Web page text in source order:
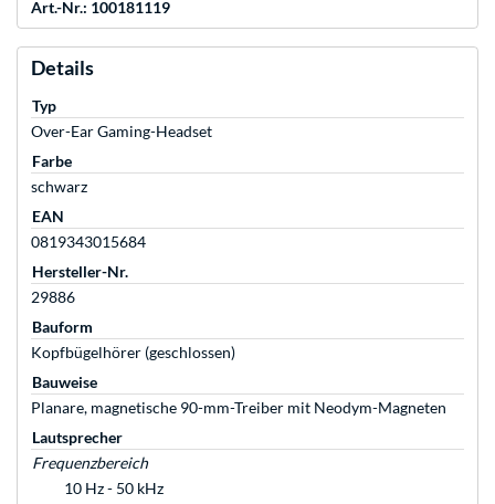
Art.-Nr.: 100181119
Details
Typ
Over-Ear Gaming-Headset
Farbe
schwarz
EAN
0819343015684
Hersteller-Nr.
29886
Bauform
Kopfbügelhörer (geschlossen)
Bauweise
Planare, magnetische 90-mm-Treiber mit Neodym-Magneten
Lautsprecher
Frequenzbereich
10 Hz - 50 kHz